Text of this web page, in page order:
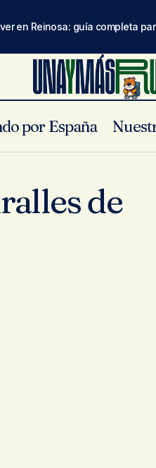
en Reinosa: guía completa
por España
de